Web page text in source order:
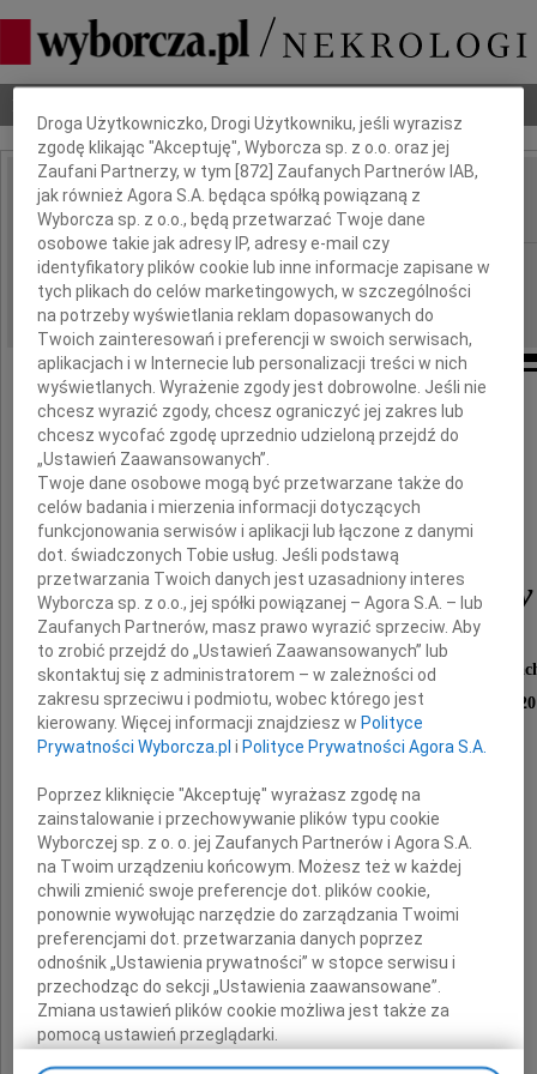
IMIĘ I NAZWISKO: Włodzimierz Korona
REGION: Kielce
DATA EMISJI: 27.06.2018
Z żalem przyjęliśmy wiadomość
o śmierci
Włodzimierza Korony
Dyrektora Miejskiego Urzędu Pracy w
byłego Wójta Gminy Masłów w latach 2002 -
Rodzinie
składamy
Dbamy o Twoją prywatność
Droga Użytkowniczko, Drogi Użytkowniku, jeśli wyrazisz
zgodę klikając "Akceptuję", Wyborcza sp. z o.o. oraz jej
Zaufani Partnerzy, w tym [872 ] Zaufanych Partnerów IAB,
jak również Agora S.A. będąca spółką powiązaną z
Wyborcza sp. z o.o., będą przetwarzać Twoje dane
osobowe takie jak adresy IP, adresy e-mail czy
identyfikatory plików cookie lub inne informacje zapisane w
tych plikach do celów marketingowych, w szczególności
na potrzeby wyświetlania reklam dopasowanych do
Twoich zainteresowań i preferencji w swoich serwisach,
aplikacjach i w Internecie lub personalizacji treści w nich
wyświetlanych. Wyrażenie zgody jest dobrowolne. Jeśli nie
chcesz wyrazić zgody, chcesz ograniczyć jej zakres lub
chcesz wycofać zgodę uprzednio udzieloną przejdź do
„Ustawień Zaawansowanych”.
Twoje dane osobowe mogą być przetwarzane także do
celów badania i mierzenia informacji dotyczących
funkcjonowania serwisów i aplikacji lub łączone z danymi
dot. świadczonych Tobie usług. Jeśli podstawą
przetwarzania Twoich danych jest uzasadniony interes
Wyborcza sp. z o.o., jej spółki powiązanej – Agora S.A. – lub
Zaufanych Partnerów, masz prawo wyrazić sprzeciw. Aby
to zrobić przejdź do „Ustawień Zaawansowanych” lub
skontaktuj się z administratorem – w zależności od
zakresu sprzeciwu i podmiotu, wobec którego jest
kierowany. Więcej informacji znajdziesz w Polityce
Prywatności Wyborcza.pl i Polityce Prywatności Agora S.A.
Poprzez kliknięcie "Akceptuję" wyrażasz zgodę na
zainstalowanie i przechowywanie plików typu cookie
Wyborczej sp. z o. o. jej Zaufanych Partnerów i Agora S.A.
na Twoim urządzeniu końcowym. Możesz też w każdej
chwili zmienić swoje preferencje dot. plików cookie,
ponownie wywołując narzędzie do zarządzania Twoimi
preferencjami dot. przetwarzania danych poprzez
odnośnik „Ustawienia prywatności” w stopce serwisu i
przechodząc do sekcji „Ustawienia zaawansowane”.
Zmiana ustawień plików cookie możliwa jest także za
pomocą ustawień przeglądarki.